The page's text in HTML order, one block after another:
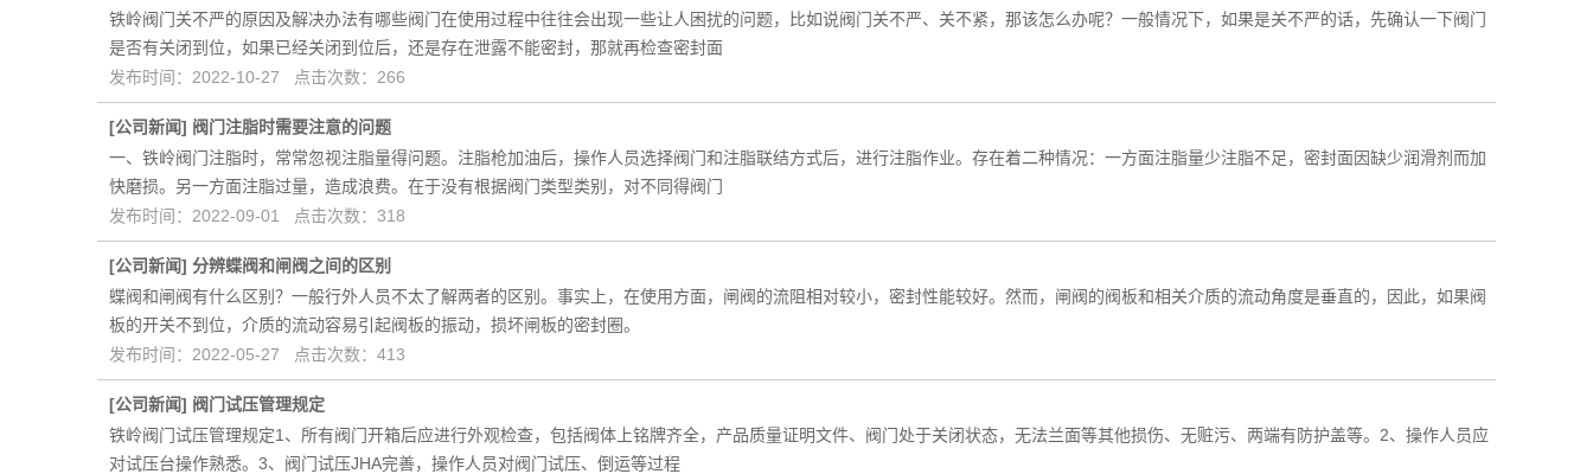
铁岭阀门关不严的原因及解决办法有哪些阀门在使用过程中往往会出现一些让人困扰的问题，比如说阀门关不严、关不紧，那该怎么办呢？一般情况下，如果是关不严的话，先确认一下阀门
是否有关闭到位，如果已经关闭到位后，还是存在泄露不能密封，那就再检查密封面
发布时间：2022-10-27 点击次数：266
[公司新闻] 阀门注脂时需要注意的问题
一、铁岭阀门注脂时，常常忽视注脂量得问题。注脂枪加油后，操作人员选择阀门和注脂联结方式后，进行注脂作业。存在着二种情况：一方面注脂量少注脂不足，密封面因缺少润滑剂而加
快磨损。另一方面注脂过量，造成浪费。在于没有根据阀门类型类别，对不同得阀门
发布时间：2022-09-01 点击次数：318
[公司新闻] 分辨蝶阀和闸阀之间的区别
蝶阀和闸阀有什么区别？一般行外人员不太了解两者的区别。事实上，在使用方面，闸阀的流阻相对较小，密封性能较好。然而，闸阀的阀板和相关介质的流动角度是垂直的，因此，如果阀
板的开关不到位，介质的流动容易引起阀板的振动，损坏闸板的密封圈。
发布时间：2022-05-27 点击次数：413
[公司新闻] 阀门试压管理规定
铁岭阀门试压管理规定1、所有阀门开箱后应进行外观检查，包括阀体上铭牌齐全，产品质量证明文件、阀门处于关闭状态，无法兰面等其他损伤、无赃污、两端有防护盖等。2、操作人员应
对试压台操作熟悉。3、阀门试压JHA完善，操作人员对阀门试压、倒运等过程